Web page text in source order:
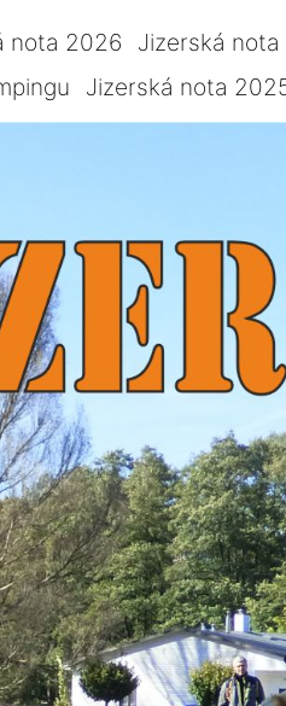
nota 2026 Jizerská
Jizerská nota